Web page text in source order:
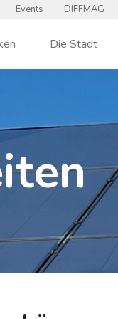
Events DIFFMAG
Die Stadt